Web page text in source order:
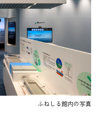
ふねしる館内の写真